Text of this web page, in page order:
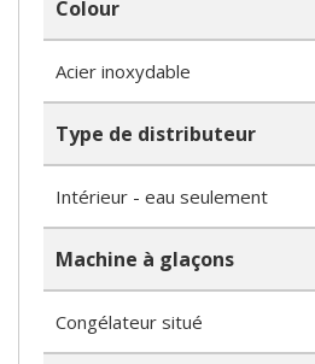
Colour
Acier inoxydable
Type de distributeur
Intérieur - eau seulement
Machine à glaçons
Congélateur situé